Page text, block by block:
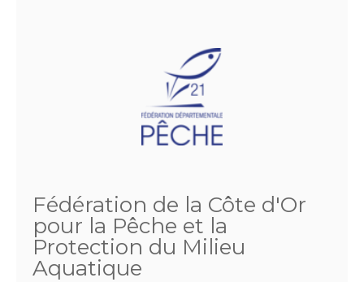
Fédération de la Côte d'Or
pour la Pêche et la
Protection du Milieu
Aquatique